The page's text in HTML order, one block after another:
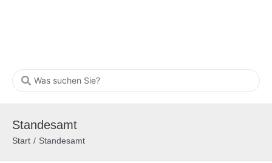
Standesamt
Start / Standesamt